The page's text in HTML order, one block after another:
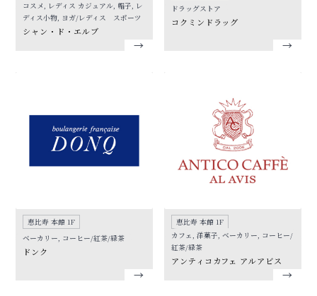
コスメ, レディス カジュアル, 帽子, レ
ディス小物, ヨガ/レディス スポーツ
シャン・ド・エルブ
ドラッグストア
コクミンドラッグ
恵比寿 本館 1F
ベーカリー, コーヒー/紅茶/緑茶
ドンク
恵比寿 本館 1F
カフェ, 洋菓子, ベーカリー, コーヒー/
紅茶/緑茶
アンティコカフェ アルアビス